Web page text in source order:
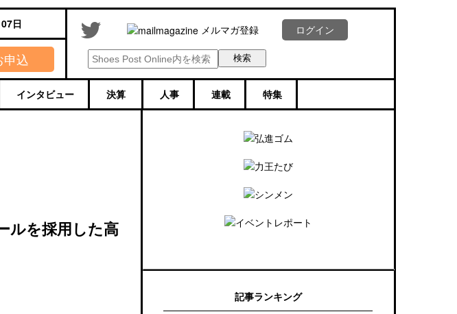
日
申込
メルマガ登録 ログイン
インタビュー 決算 人事 連載 特集
ルを採用した高
記事ランキング